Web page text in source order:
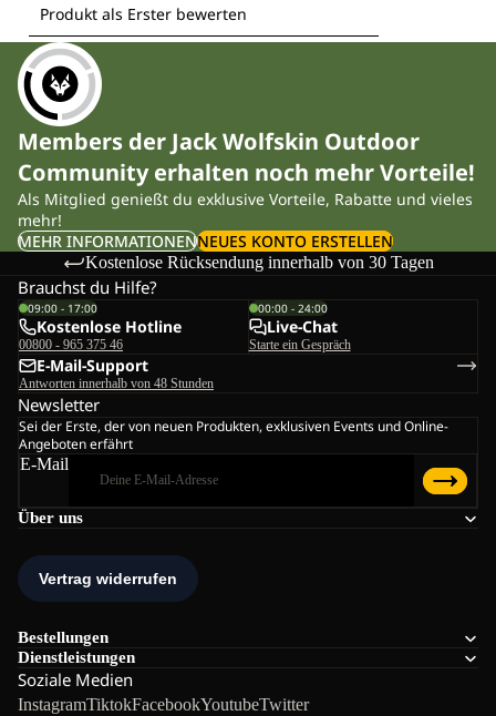
Members der Jack Wolfskin Outdoor
Community erhalten noch mehr Vorteile!
Als Mitglied genießt du exklusive Vorteile, Rabatte und vieles
mehr!
MEHR INFORMATIONENNEUES KONTO ERSTELLEN
Kostenlose Rücksendung innerhalb von 30 Tagen
Über uns
Bestellungen
Dienstleistungen
Soziale Medien
InstagramTiktokFacebookYoutubeTwitter
Brauchst du Hilfe?
09:00 - 17:00
Kostenlose Hotline
00800 - 965 375 46
00:00 - 24:00
Live-Chat
Starte ein Gespräch
E-Mail-Support
Antworten innerhalb von 48 Stunden
Newsletter
Sei der Erste, der von neuen Produkten, exklusiven Events und Online-
Angeboten erfährt
E-Mail